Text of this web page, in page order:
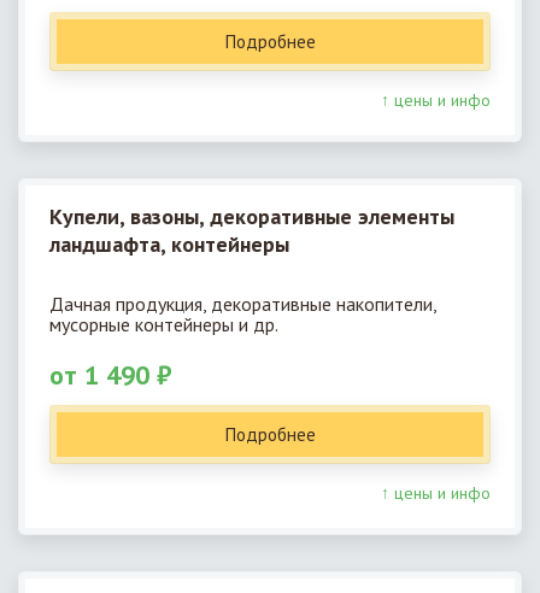
Подробнее
↑ цены и инфо
Купели, вазоны, декоративные элементы
ландшафта, контейнеры
Дачная продукция, декоративные накопители,
мусорные контейнеры и др.
от 1 490 ₽
Подробнее
↑ цены и инфо